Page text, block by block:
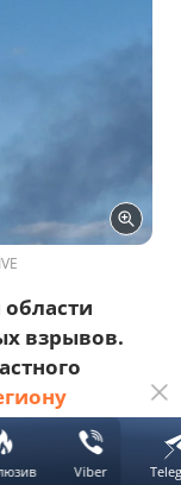
области
взрывов.
ракет
Viber